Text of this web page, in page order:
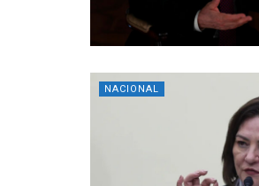
NACIONAL